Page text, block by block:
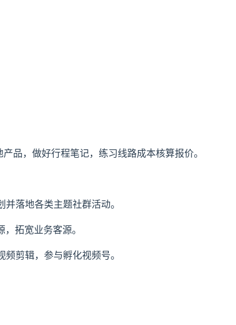
品，做好行程笔记，练习线路成本核算报价。
落地各类主题社群活动。
拓宽业务客源。
剪辑，参与孵化视频号。